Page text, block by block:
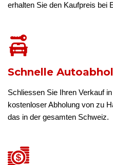
erhalten Sie den Kaufpreis bei
Schnelle
Schliessen Sie Ihren Verkauf
kostenloser Abholung von zu
das in der gesamten Schweiz.